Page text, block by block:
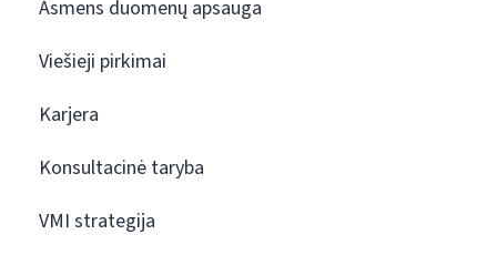
Asmens duomenų apsauga
Viešieji pirkimai
Karjera
Konsultacinė taryba
VMI strategija